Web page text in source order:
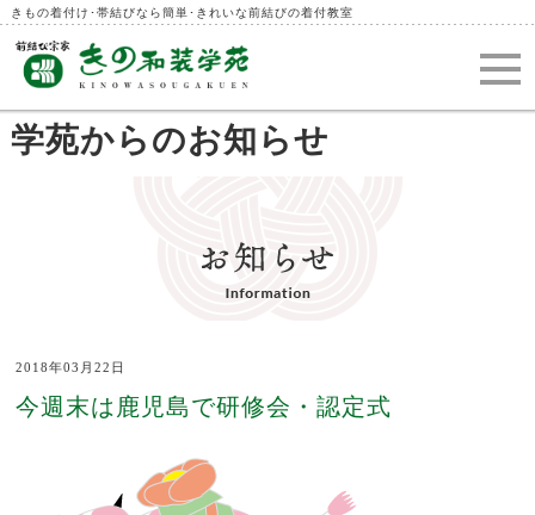
きもの着付け･帯結びなら簡単･きれいな前結びの着付教室
学苑からのお知らせ
2018年03月22日
今週末は鹿児島で研修会・認定式